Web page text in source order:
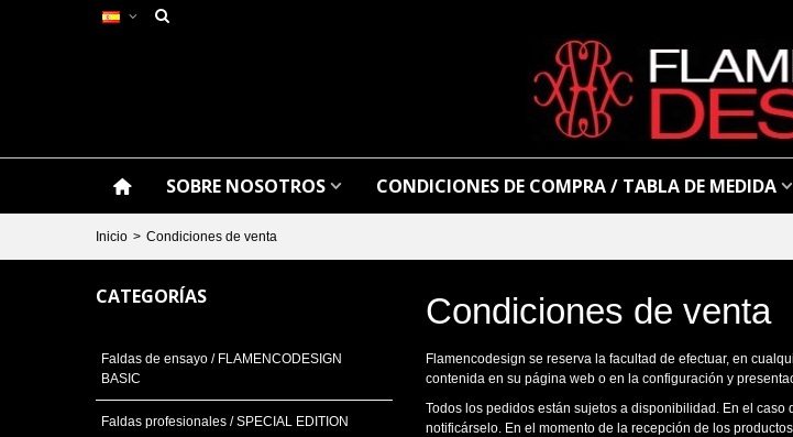
SOBRE NOSOTROS CONDICIONES DE COMPRA / TABLA DE MEDIDA
Inicio > Condiciones de venta
CATEGORÍAS
Faldas de ensayo / FLAMENCODESIGN
BASIC
Faldas profesionales / SPECIAL EDITION
Condiciones de venta
Flamencodesign se reserva la facultad de efectuar, en
contenida en su página web o en la configuración y
Todos los pedidos están sujetos a disponibilidad. En el
notificárselo. En el momento de la recepción de los